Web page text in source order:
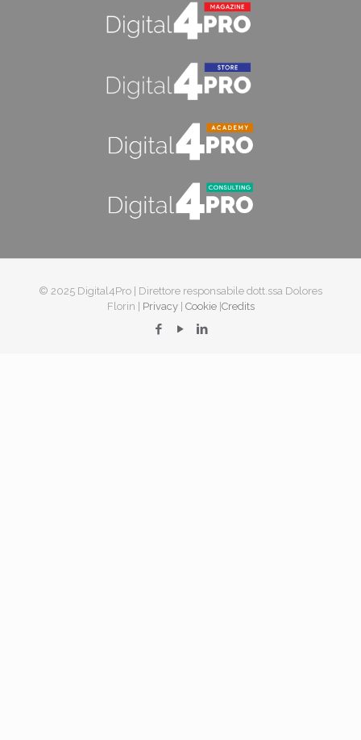
© 2025 Digital4Pro | Direttore responsabile dott.ssa Dolores
Florin | Privacy| Cookie| Credits